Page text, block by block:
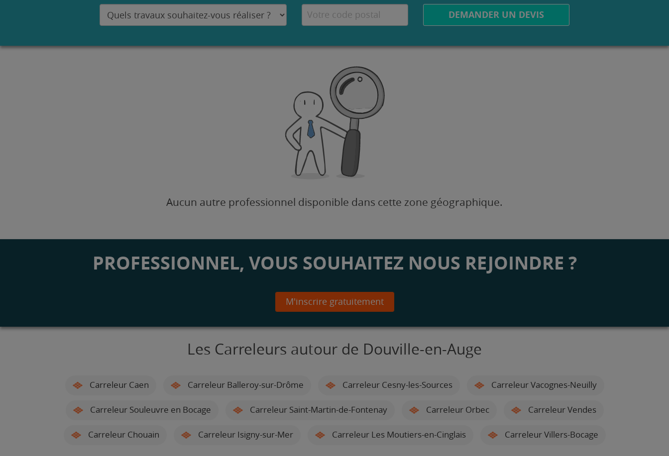
DEMANDER UN DEVIS
Aucun autre professionnel disponible dans cette zone géographique.
PROFESSIONNEL, VOUS SOUHAITEZ NOUS REJOINDRE ?
M'inscrire gratuitement
Les Carreleurs autour de Douville-en-Auge
Carreleur Caen Carreleur Balleroy-sur-Drôme Carreleur Cesny-les-Sources Carreleur Vacognes-Neuilly
Carreleur Souleuvre en Bocage Carreleur Saint-Martin-de-Fontenay Carreleur Orbec Carreleur Vendes
Carreleur Chouain Carreleur Isigny-sur-Mer Carreleur Les Moutiers-en-Cinglais Carreleur Villers-Bocage